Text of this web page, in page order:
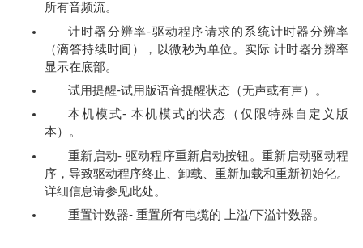
所有音频流。
计时器分辨率-驱动程序请求的系统计时器分辨率
（滴答持续时间），以微秒为单位。实际 计时器分辨率
显示在底部。
试用提醒-试用版语音提醒状态（无声或有声）。
本机模式- 本机模式的状态（仅限特殊自定义版
本）。
重新启动- 驱动程序重新启动按钮。重新启动驱动程
序，导致驱动程序终止、卸载、重新加载和重新初始化。
详细信息请参见此处。
重置计数器- 重置所有电缆的 上溢/下溢计数器。